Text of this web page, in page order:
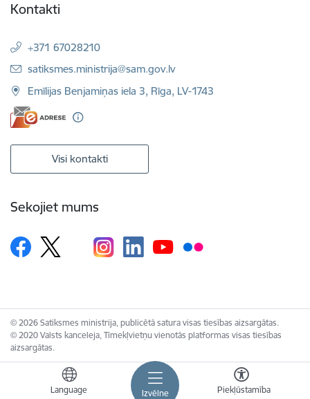
Izvēlne
Language Piekļūstamība
Kontakti
+371 67028210
E-pasts:
satiksmes.ministrija@sam.gov.lv
Emīlijas Benjamiņas iela 3, Rīga, LV-1743
Visi kontakti
Sekojiet mums
© 2026 Satiksmes ministrija, publicētā satura visas tiesības aizsargātas.
© 2020 Valsts kanceleja, Tīmekļvietņu vienotās platformas visas tiesības
aizsargātas.